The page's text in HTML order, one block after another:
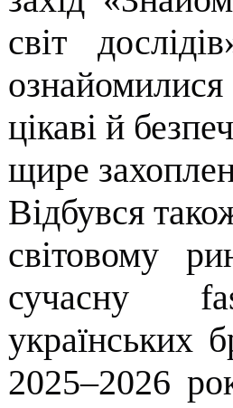
світ
цікаві й
щире
Відбувся
світовому
сучасну
українських
2025–2026